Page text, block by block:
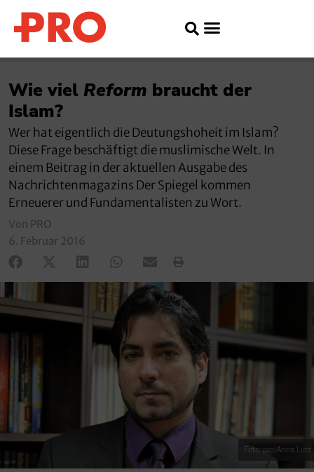
Wie viel Reform braucht der
Islam?
Wer hat eigentlich die Deutungshoheit im Islam?
Diese Frage beschäftigt die muslimische Welt. In
einem Beitrag in der aktuellen Ausgabe des
Nachrichtenmagazins Der Spiegel kommen
Erneuerer und Fundamentalisten zu Wort.
Von PRO
6. Februar 2016
Foto: pro/Anna Lutz